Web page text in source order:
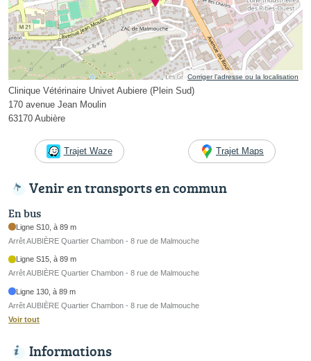
Corriger l’adresse ou la localisation
Clinique Vétérinaire Univet Aubiere (Plein Sud)
170 avenue Jean Moulin
63170 Aubière
Trajet Waze Trajet Maps
Venir en transports en commun
En bus
Ligne S10, à 89 m
Arrêt AUBIÈRE Quartier Chambon - 8 rue de Malmouche
Ligne S15, à 89 m
Arrêt AUBIÈRE Quartier Chambon - 8 rue de Malmouche
Ligne 130, à 89 m
Arrêt AUBIÈRE Quartier Chambon - 8 rue de Malmouche
Voir tout
Informations